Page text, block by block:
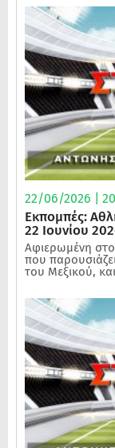
22/06/2026 |
Εκπομπές:
22 Ιουνίου
Αφιερωμένη στο
που
του Μεξικού,